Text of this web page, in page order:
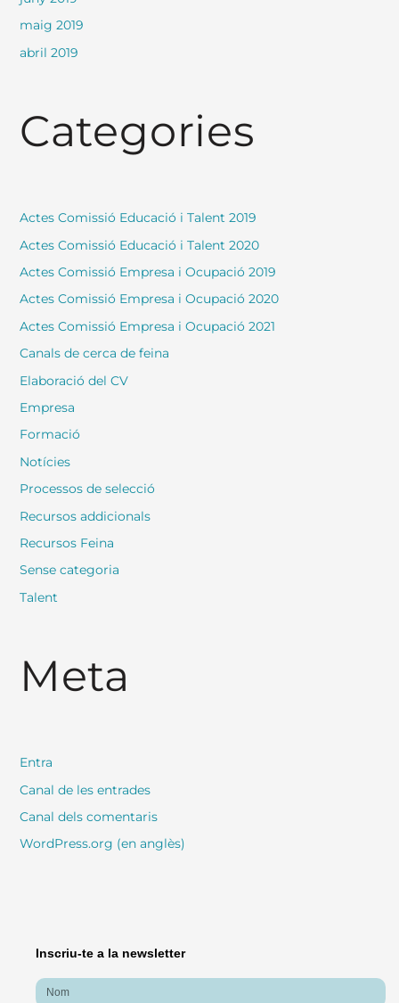
maig 2019
abril 2019
Categories
Actes Comissió Educació i Talent 2019
Actes Comissió Educació i Talent 2020
Actes Comissió Empresa i Ocupació 2019
Actes Comissió Empresa i Ocupació 2020
Actes Comissió Empresa i Ocupació 2021
Canals de cerca de feina
Elaboració del CV
Empresa
Formació
Notícies
Processos de selecció
Recursos addicionals
Recursos Feina
Sense categoria
Talent
Meta
Entra
Canal de les entrades
Canal dels comentaris
WordPress.org (en anglès)
Inscriu-te a la newsletter
Nom